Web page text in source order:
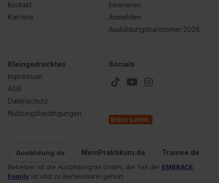
Kontakt
Karriere
Inserieren
Anmelden
Ausbildungsbarometer 2026
Kleingedrucktes
Impressum
AGB
Datenschutz
Nutzungsbedingungen
Socials
Ausbildung.de MeinPraktikum.de Trainee.de
Betreiber ist die Ausbildung.de GmbH, die Teil der EMBRACE
Family ist und zu Bertelsmann gehört.